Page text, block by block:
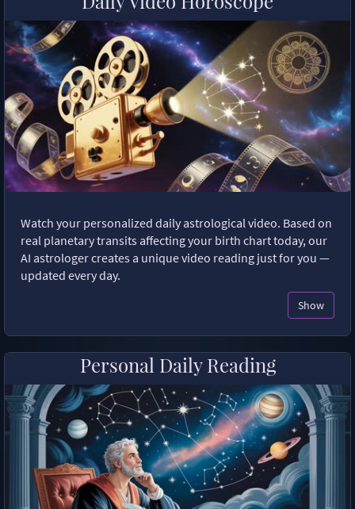
Watch your personalized daily astrological video. Based on
real planetary transits affecting your birth chart today, our
AI astrologer creates a unique video reading just for you —
updated every day.
Show
Personal Daily Reading